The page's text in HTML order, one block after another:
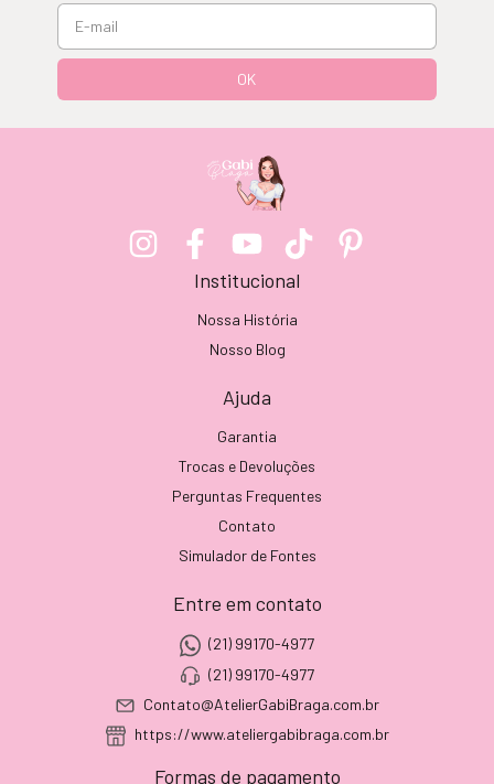
Institucional
Nossa História
Nosso Blog
Ajuda
Garantia
Trocas e Devoluções
Perguntas Frequentes
Contato
Simulador de Fontes
Entre em contato
(21) 99170-4977
(21) 99170-4977
Contato@AtelierGabiBraga.com.br
https://www.ateliergabibraga.com.br
Formas de pagamento